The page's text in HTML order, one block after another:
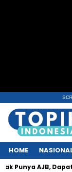
HOME
Dapat Lintah,